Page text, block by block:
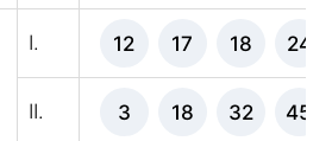
I. 12 17 18 24
II. 3 18 32 45